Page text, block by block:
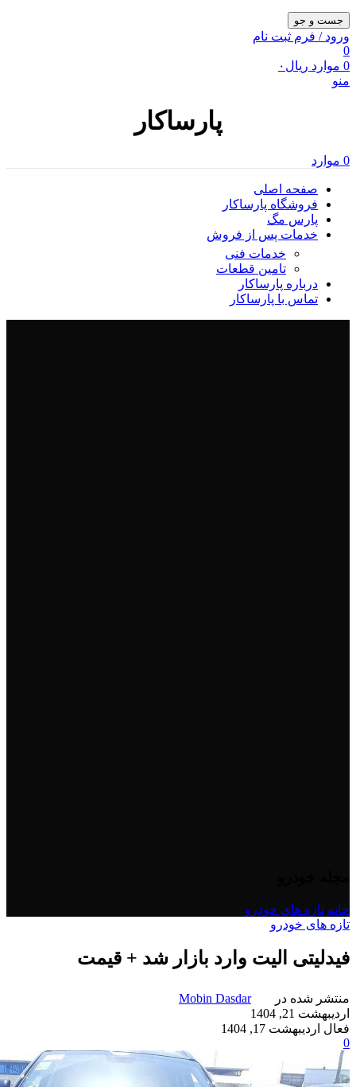
جست و جو
ورود / فرم ثبت نام
0
0 موارد ریال ۰
منو
پارساکار
0 موارد
صفحه اصلی
فروشگاه پارساکار
پارس مگ
خدمات پس از فروش
خدمات فنی
تامین قطعات
درباره پارساکار
تماس با پارساکار
خانه تازه های خودرو
تازه های خودرو
فیدلیتی الیت وارد بازار شد + قیمت
منتشر شده در
Mobin Dasdar
اردیبهشت 21, 1404
فعال اردیبهشت 17, 1404
0